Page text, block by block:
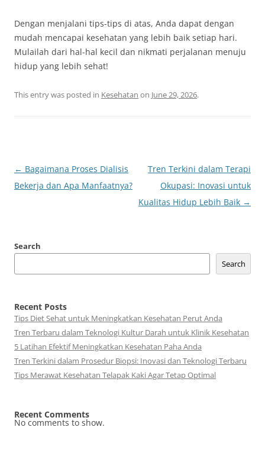
Dengan menjalani tips-tips di atas, Anda dapat dengan
mudah mencapai kesehatan yang lebih baik setiap hari.
Mulailah dari hal-hal kecil dan nikmati perjalanan menuju
hidup yang lebih sehat!
This entry was posted in Kesehatan on June 29, 2026.
Post
navigation
← Bagaimana Proses Dialisis
Bekerja dan Apa Manfaatnya?
Tren Terkini dalam Terapi
Okupasi: Inovasi untuk
Kualitas Hidup Lebih Baik →
Search
Search
Recent Posts
Tips Diet Sehat untuk Meningkatkan Kesehatan Perut Anda
Tren Terbaru dalam Teknologi Kultur Darah untuk Klinik Kesehatan
5 Latihan Efektif Meningkatkan Kesehatan Paha Anda
Tren Terkini dalam Prosedur Biopsi: Inovasi dan Teknologi Terbaru
Tips Merawat Kesehatan Telapak Kaki Agar Tetap Optimal
Recent Comments
No comments to show.